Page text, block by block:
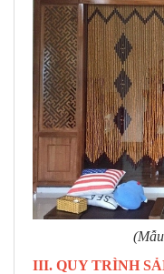
III. QUY TRÌNH